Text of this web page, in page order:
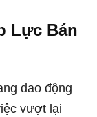
Lực Bán
dao động
vượt lại